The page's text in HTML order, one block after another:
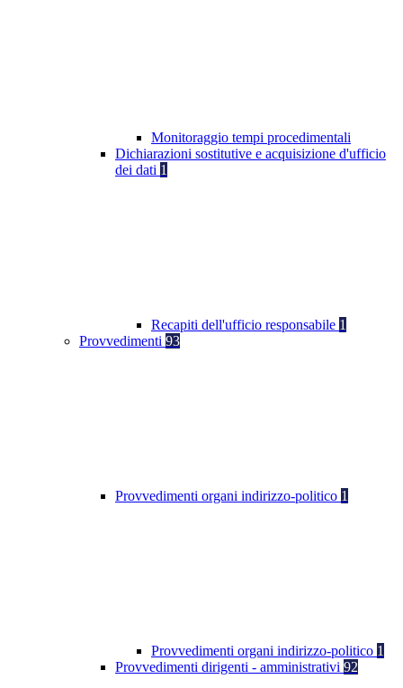
Monitoraggio tempi procedimentali
Dichiarazioni sostitutive e acquisizione d'ufficio
dei dati 1
Recapiti dell'ufficio responsabile 1
Provvedimenti 93
Provvedimenti organi indirizzo-politico 1
Provvedimenti organi indirizzo-politico 1
Provvedimenti dirigenti - amministrativi 92